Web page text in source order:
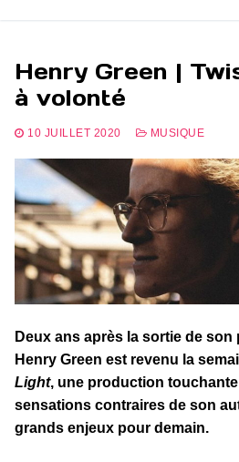
Henry Green |
à volonté
10 JUILLET 2020 MUSIQUE
Deux ans après la sortie de son
Henry Green est revenu la
Light, une production
sensations contraires de son
grands enjeux pour demain.